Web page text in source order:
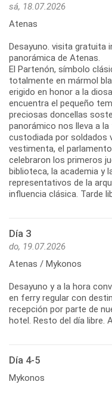
sá, 18.07.2026
Atenas
Desayuno. visita gratuita
panorámica de Atenas.
El Partenón, símbolo
totalmente en mármol
erigido en honor a la
encuentra el pequeño
preciosas doncellas
panorámico nos lleva a
custodiada por soldados
vestimenta, el
celebraron los primeros
biblioteca, la academia y
representativos de la
influencia clásica. Tarde
Día 3
do, 19.07.2026
Atenas / Mykonos
Desayuno y a la hora
en ferry regular con
recepción por parte de
hotel. Resto del día libre.
Día 4-5
Mykonos